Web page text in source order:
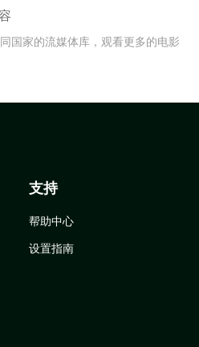
国家的流媒体库，观看更多的电影
支持
帮助中心
设置指南